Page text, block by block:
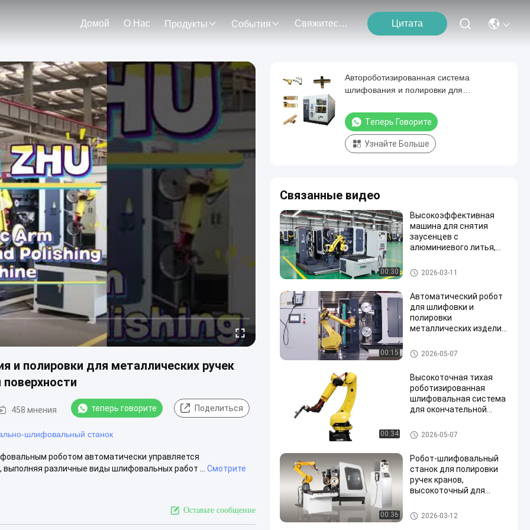
Домой О Нас Продукты События Свяжитесь С Нами Цитата
и полировки для металлических ручек
458 мнения теперь говорите Поделиться
шлифовальный станок
роботом автоматически управляется
различные виды шлифовальных работ ...
Смотрите
Оставьте сообщение
Автороботизированная система
шлифования и полировки для
Оборудование для отделки поверхности
Теперь Говорите
Узнайте Больше
Связанные видео
00:30
Высокоэффективная
машина для снятия
заусенцев с
алюминиевого литья,
роботизированная
система полировки
компонентов с
контролем силы
Автоматическая меля полир
уя машина
2026-03-11
00:15
Автоматический робот
для шлифовки и
полировки
металлических изделий,
оборудование для
обработки
Машины для шлифования и
полировки
2026-05-07
00:34
Высокоточная тихая
роботизированная
шлифовальная система
для окончательной
компонентов
смесителей ступиц
Оборудование строителей
2026-05-07
00:36
Робот-шлифовальный
станок для полировки
ручек кранов,
высокоточный для
ручек
Металлические компоненты
мебели
2026-03-12